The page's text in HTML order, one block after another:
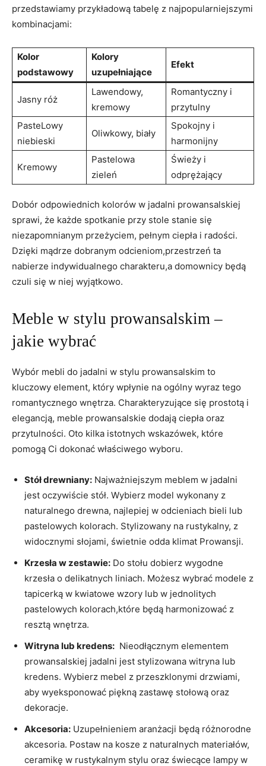
przedstawiamy przykładową ⁤tabelę z najpopularniejszymi
kombinacjami:
Kolor
podstawowy
Kolory
⁣uzupełniające
Efekt
Jasny​ róż
Lawendowy,
kremowy
Romantyczny i
przytulny
PasteLowy ​
niebieski
Oliwkowy, biały
Spokojny i
harmonijny
Kremowy
Pastelowa
zieleń
Świeży i
odprężający
Dobór odpowiednich kolorów w ⁢jadalni prowansalskiej
‌sprawi, że ‍każde ⁣spotkanie przy ⁢stole‌ stanie się
niezapomnianym ​przeżyciem, pełnym ‌ciepła i radości.
Dzięki ​mądrze dobranym odcieniom,przestrzeń ta
nabierze indywidualnego charakteru,a domownicy będą
czuli się w niej wyjątkowo.
Meble w stylu prowansalskim –
jakie⁣ wybrać
Wybór mebli do⁤ jadalni w stylu prowansalskim to
kluczowy element, który wpłynie na​ ogólny ‍wyraz⁣ tego
romantycznego wnętrza. ⁤Charakteryzujące się‌ prostotą ​i
elegancją, meble prowansalskie⁤ dodają ciepła oraz
przytulności. Oto kilka istotnych wskazówek, które
pomogą ⁣Ci ​dokonać właściwego wyboru.
Stół drewniany: Najważniejszym meblem w jadalni
jest oczywiście stół. Wybierz model wykonany z
naturalnego drewna, ‍najlepiej ⁣w odcieniach bieli lub⁢
pastelowych‍ kolorach. ⁤Stylizowany ⁢na ‍rustykalny, z
widocznymi słojami, świetnie odda klimat Prowansji.
Krzesła w⁢ zestawie: Do stołu dobierz wygodne
krzesła o⁣ delikatnych ⁤liniach. Możesz wybrać ⁤modele z
tapicerką w kwiatowe ​wzory lub w jednolitych⁣
pastelowych kolorach,które ⁤będą harmonizować ​z
resztą wnętrza.
Witryna lub kredens: ‌ Nieodłącznym elementem
prowansalskiej jadalni jest stylizowana witryna lub
kredens. Wybierz ‌mebel z przeszklonymi ⁣drzwiami,
aby wyeksponować piękną⁢ zastawę stołową oraz
dekoracje.
Akcesoria: Uzupełnieniem aranżacji będą różnorodne
akcesoria. Postaw na kosze z naturalnych materiałów,
ceramikę⁤ w rustykalnym stylu ​oraz świecące lampy w